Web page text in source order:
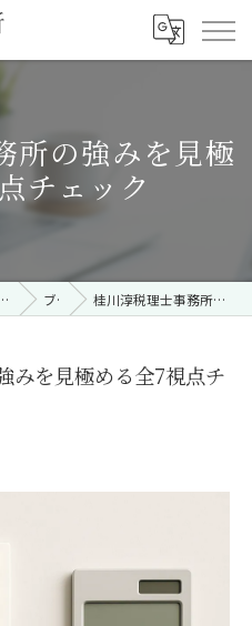
所の強みを見極
チェック
・無料相談なら「桂川淳税理士事務所」 ブログ 桂川淳税理士事務所の強みを見極める全7視点チェック
みを見極める全7視点チ